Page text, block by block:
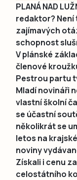
PLANÁ NAD
redaktor? Není
zajímavých
schopnost
V plánské
členové
Pestrou partu
Mladí novináři
vlastní školní
se účastní
několikrát se
letos na
noviny
Získali i cenu
celostátního